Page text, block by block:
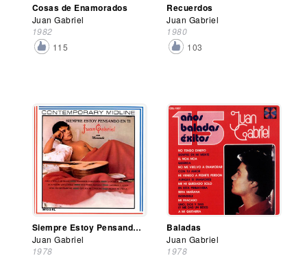
Cosas de Enamorados
Juan Gabriel
1982
115
Recuerdos
Juan Gabriel
1980
103
Siempre Estoy Pensando en Ti
Juan Gabriel
1978
Baladas
Juan Gabriel
1978